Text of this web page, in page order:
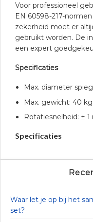
Voor professioneel
EN 60598-217-
zekerheid moet er
gebruikt worden. De
een expert
Specificaties
Max. diameter
Max. gewicht: 40 kg
Rotatiesnelheid: ± 1
Specificaties
Waar let je op bij het
set?